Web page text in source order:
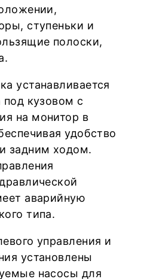
ступеньки и
полоски,
устанавливается
под кузовом с
на монитор в
удобство
задним ходом.
аварийную
типа.
управления и
установлены
насосы для